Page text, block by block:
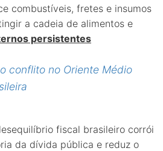
combustíveis, fretes e insumos
a cadeia de alimentos e
persistentes
conflito no Oriente Médio
fiscal brasileiro corrói
da dívida pública e reduz o